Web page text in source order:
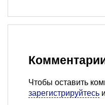
Чтобы оставить
зарегистрируйтесь